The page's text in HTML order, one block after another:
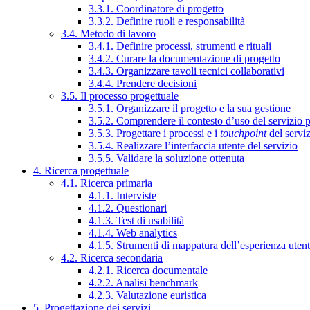
3.3.1. Coordinatore di progetto
3.3.2. Definire ruoli e responsabilità
3.4. Metodo di lavoro
3.4.1. Definire processi, strumenti e rituali
3.4.2. Curare la documentazione di progetto
3.4.3. Organizzare tavoli tecnici collaborativi
3.4.4. Prendere decisioni
3.5. Il processo progettuale
3.5.1. Organizzare il progetto e la sua gestione
3.5.2. Comprendere il contesto d’uso del servizio
3.5.3. Progettare i processi e i touchpointdel
3.5.4. Realizzare l’interfaccia utente del servizio
3.5.5. Validare la soluzione ottenuta
4. Ricerca progettuale
4.1. Ricerca primaria
4.1.1. Interviste
4.1.2. Questionari
4.1.3. Test di usabilità
4.1.4. Web analytics
4.1.5. Strumenti di mappatura dell’esperienza
4.2. Ricerca secondaria
4.2.1. Ricerca documentale
4.2.2. Analisi benchmark
4.2.3. Valutazione euristica
5. Progettazione dei servizi